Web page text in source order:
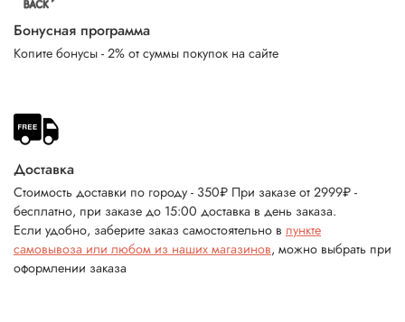
Бонусная программа
Копите бонусы - 2% от суммы покупок на сайте
Доставка
Стоимость доставки по городу - 350₽ При заказе от 2999₽ -
бесплатно, при заказе до 15:00 доставка в день заказа.
Если удобно, заберите заказ самостоятельно в пункте
самовывоза или любом из наших магазинов, можно выбрать при
оформлении заказа